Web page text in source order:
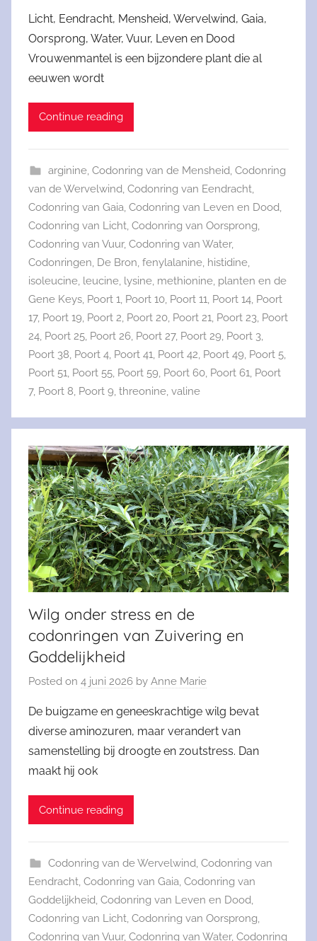
Licht, Eendracht, Mensheid, Wervelwind, Gaia,
Oorsprong, Water, Vuur, Leven en Dood
Vrouwenmantel is een bijzondere plant die al
eeuwen wordt
Continue reading
arginine, Codonring van de Mensheid Codonring
van de Wervelwind Codonring van Eendracht
Codonring van Gaia Codonring van Leven en Dood
Codonring van Licht Codonring van Oorsprong
Codonring van Vuur, Codonring van Water,
Codonringen De Bron fenylalanine histidine
isoleucine leucine lysine methionine planten en de
Gene Keys Poort 1 Poort 10 Poort 11 Poort 14 Poort
17, Poort 19 Poort 2 Poort 20 Poort 21 Poort 23 Poort
24 Poort 25 Poort 26 Poort 27, Poort 29 Poort 3
Poort 38 Poort 4 Poort 41 Poort 42 Poort 49 Poort 5
Poort 51 Poort 55 Poort 59 Poort 60 Poort 61 Poort
7, Poort 8 Poort 9 threonine valine
Wilg onder stress en de
codonringen van Zuivering en
Goddelijkheid
Posted on 4 juni 2026 by Anne Marie
De buigzame en geneeskrachtige wilg bevat
diverse aminozuren, maar verandert van
samenstelling bij droogte en zoutstress. Dan
maakt hij ook
Continue reading
Codonring van de Wervelwind, Codonring van
Eendracht, Codonring van Gaia, Codonring van
Goddelijkheid, Codonring van Leven en Dood,
Codonring van Licht, Codonring van Oorsprong,
Codonring van Vuur, Codonring van Water, Codonring